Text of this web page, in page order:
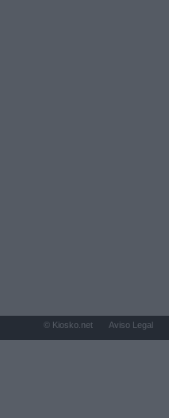
© Kiosko.net Aviso Legal